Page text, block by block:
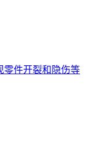
零件开裂和隐伤等